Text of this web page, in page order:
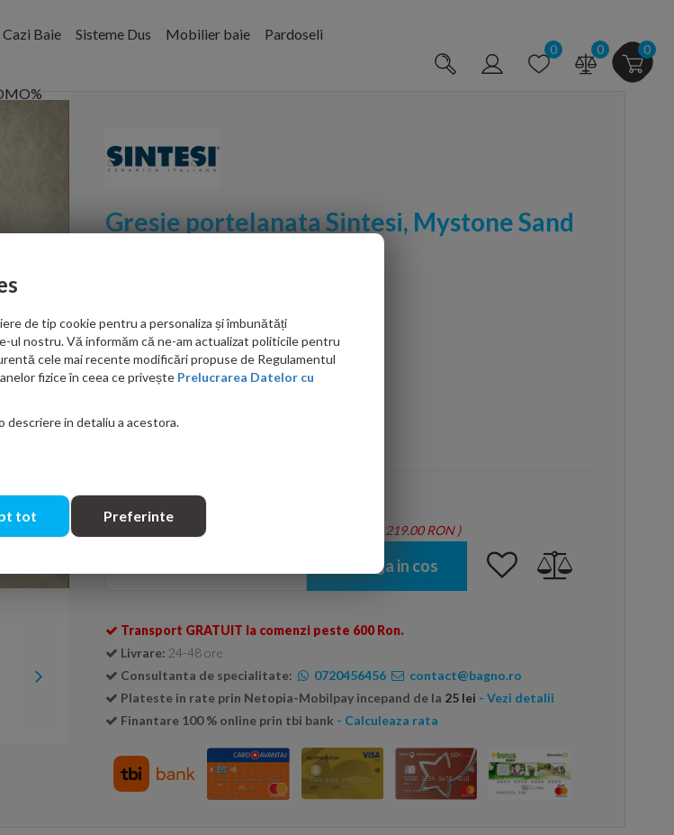
Cazi Baie Sisteme Dus Mobilier baie Pardoseli
0 0 0
Gresie portelanata Sintesi, Mystone Sand
PRP: 173.00 RON/mp
150.00
Se livreaza doar la cutie ( 1 cutie = 1.46 mp - Total: 219.00 RON )
Adauga in cos
Transport GRATUIT la comenzi peste 600 Ron.
Livrare: 24-48 ore
Consultanta de specialitate:
0720456456
contact@bagno.ro
Plateste in rate prin Netopia-Mobilpay incepand de la 25 lei - Vezi detalii
Finantare 100 % online prin tbi bank - Calculeaza rata
de tip cookie pentru a personaliza și îmbunătăți
ul nostru. Vă informăm că ne-am actualizat politicile pentru
cele mai recente modificări propuse de Regulamentul
fizice în ceea ce privește Prelucrarea Datelor cu
descriere in detaliu a acestora.
tot Preferinte